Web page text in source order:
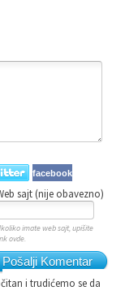
facebook
sajt (nije obavezno)
imate web sajt, upišite
ovde.
Pošalji Komentar
i trudićemo se da